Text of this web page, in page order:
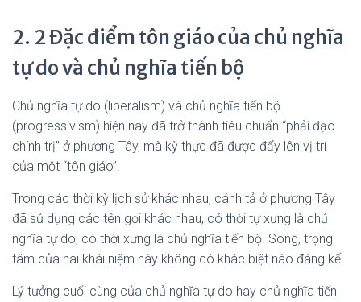
2. 2 Đặc điểm tôn giáo của chủ nghĩa
tự do và chủ nghĩa tiến bộ
Chủ nghĩa tự do (liberalism) và chủ nghĩa tiến bộ
(progressivism) hiện nay đã trở thành tiêu chuẩn “phải đạo
chính trị” ở phương Tây, mà kỳ thực đã được đẩy lên vị trí
của một “tôn giáo”.
Trong các thời kỳ lịch sử khác nhau, cánh tả ở phương Tây
đã sử dụng các tên gọi khác nhau, có thời tự xưng là chủ
nghĩa tự do, có thời xưng là chủ nghĩa tiến bộ. Song, trọng
tâm của hai khái niệm này không có khác biệt nào đáng kể.
Lý tưởng cuối cùng của chủ nghĩa tự do hay chủ nghĩa tiến